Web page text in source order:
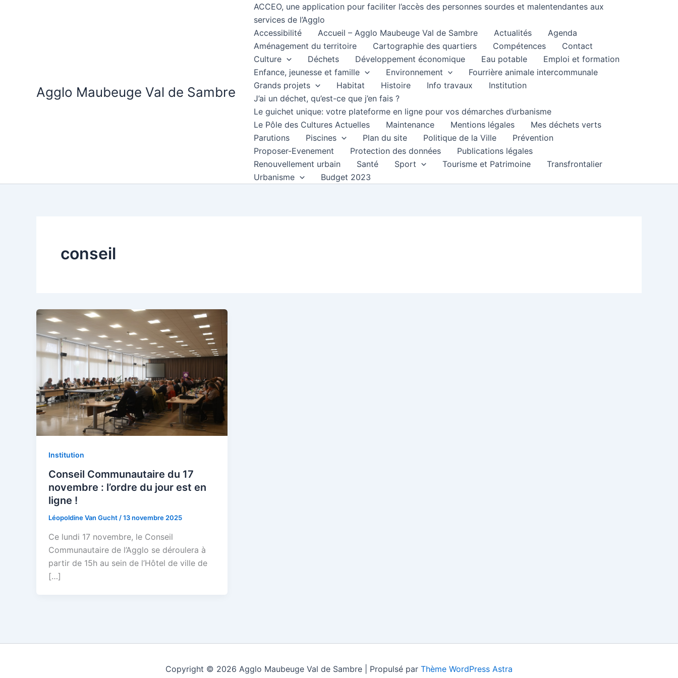
Agglo Maubeuge Val de Sambre
ACCEO, une application pour faciliter l’accès des personnes sourdes et malentendantes aux
services de l’Agglo
Accessibilité
Accueil – Agglo Maubeuge Val de Sambre Actualités
Agenda
Aménagement du territoire
Cartographie des quartiers Compétences
Contact
Culture
Déchets Développement économique Eau potable
Emploi et formation
Enfance, jeunesse et famille
Environnement
Fourrière animale intercommunale
Grands projets
Habitat Histoire Info travaux
Institution
J’ai un déchet, qu’est-ce que j’en fais ?
Le guichet unique: votre plateforme en ligne pour vos démarches d’urbanisme
Le Pôle des Cultures Actuelles
Maintenance Mentions légales
Mes déchets verts
Parutions
Piscines Plan du site Politique de la Ville
Prévention
Proposer-Evenement
Protection des données
Publications légales
Renouvellement urbain
Santé Sport Tourisme et Patrimoine
Transfrontalier
Urbanisme
Budget 2023
conseil
Institution
Conseil Communautaire du 17
novembre : l’ordre du jour est en
ligne !
Léopoldine Van Gucht/13 novembre 2025
Ce lundi 17 novembre, le Conseil
Communautaire de l’Agglo se déroulera à
partir de 15h au sein de l’Hôtel de ville de
[…]
Copyright © 2026 Agglo Maubeuge Val de Sambre | Propulsé par Thème WordPress Astra